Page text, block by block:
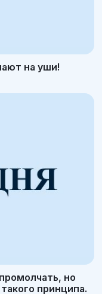
на уши!
но
принципа.